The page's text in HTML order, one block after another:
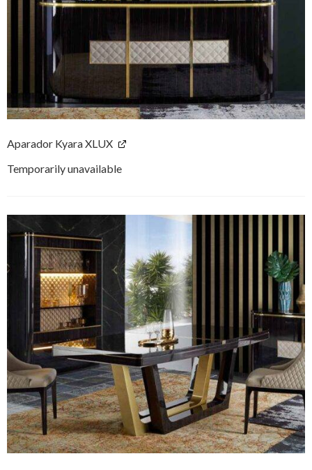
Aparador Kyara XLUX
Temporarily unavailable